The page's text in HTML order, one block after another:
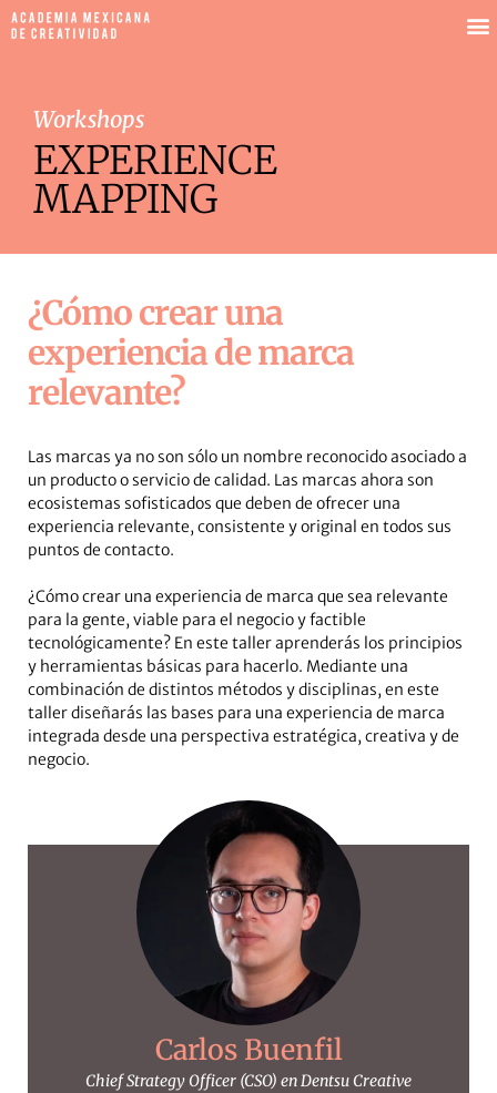
Workshops
EXPERIENCE
MAPPING
¿Cómo crear una
experiencia de marca
relevante?
Las marcas ya no son sólo un nombre reconocido asociado a
un producto o servicio de calidad. Las marcas ahora son
ecosistemas sofisticados que deben de ofrecer una
experiencia relevante, consistente y original en todos sus
puntos de contacto.
¿Cómo crear una experiencia de marca que sea relevante
para la gente, viable para el negocio y factible
tecnológicamente? En este taller aprenderás los principios
y herramientas básicas para hacerlo. Mediante una
combinación de distintos métodos y disciplinas, en este
taller diseñarás las bases para una experiencia de marca
integrada desde una perspectiva estratégica, creativa y de
negocio.
Carlos Buenfil
Chief Strategy Officer (CSO) en Dentsu Creative